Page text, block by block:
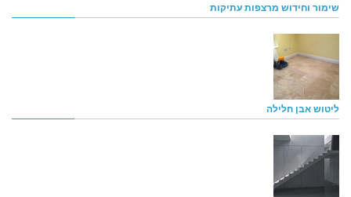
שימור וחידוש מרצפות עתיקות
ליטוש אבן חלילה